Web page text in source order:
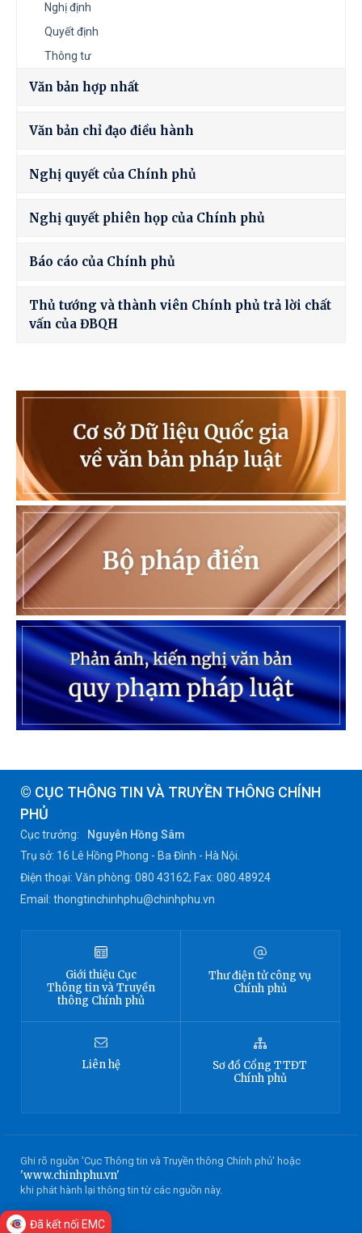
Nghị định
Quyết định
Thông tư
Văn bản hợp nhất
Văn bản chỉ đạo điều hành
Nghị quyết của Chính phủ
Nghị quyết phiên họp của Chính phủ
Báo cáo của Chính phủ
Thủ tướng và thành viên Chính phủ trả lời chất
vấn của ĐBQH
© CỤC THÔNG TIN VÀ TRUYỀN THÔNG CHÍNH
PHỦ
Cục trưởng:
Nguyễn Hồng Sâm
Trụ sở: 16 Lê Hồng Phong - Ba Đình - Hà Nội.
Điện thoại: Văn phòng: 080 43162; Fax: 080.48924
Email: thongtinchinhphu@chinhphu.vn
Giới thiệu Cục
Thông tinvà Truyền
thông Chính phủ
Thư điện tử công vụ
Chính phủ
Liên hệ Sơ đồ Cổng TTĐT
Chính phủ
Ghi rõ nguồn 'Cục Thông tin và Truyền thông Chính phủ' hoặc
'www.chinhphu.vn'
khi phát hành lại thông tin từ các nguồn này.
Đã kết nối EMC